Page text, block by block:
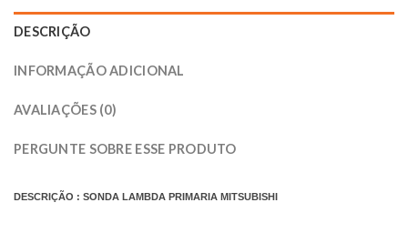
DESCRIÇÃO
INFORMAÇÃO ADICIONAL
AVALIAÇÕES (0)
PERGUNTE SOBRE ESSE PRODUTO
DESCRIÇÃO : SONDA LAMBDA PRIMARIA MITSUBISHI